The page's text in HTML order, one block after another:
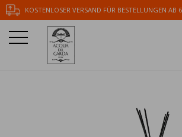
KOSTENLOSER VERSAND FÜR BESTELLUNGEN AB